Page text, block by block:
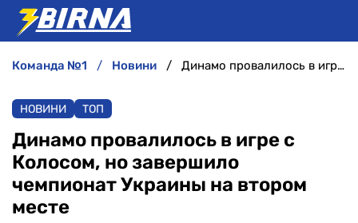
АНАЛІТИКА
ІНТЕРВ'Ю
РІЗНЕ
команда №1 новини Динамо провалилось в игре с Колосом, но завершило чемпионат Украины на втором месте
НОВИНИ ТОП
Динамо провалилось в игре с
Колосом, но завершило
чемпионат Украины на втором
месте